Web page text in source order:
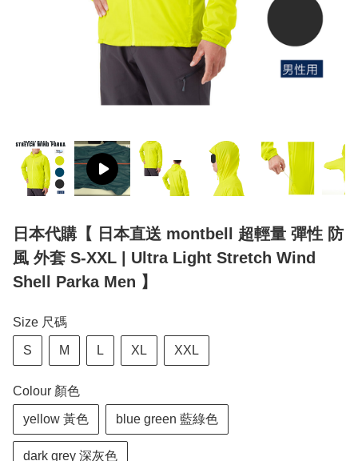
日本代購【 日本直送 montbell 超輕量 彈性 防
風 外套 S-XXL | Ultra Light Stretch Wind
Shell Parka Men 】
Size 尺碼
S M L XL XXL
Colour 顏色
yellow 黃色 blue green 藍綠色
dark grey 深灰色